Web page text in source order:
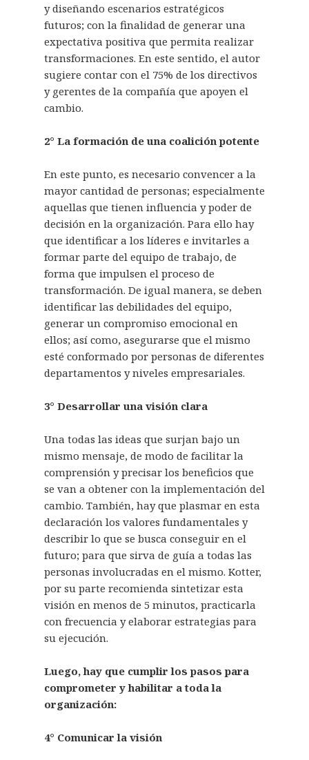
y diseñando escenarios estratégicos
futuros; con la finalidad de generar una
expectativa positiva que permita realizar
transformaciones. En este sentido, el autor
sugiere contar con el 75% de los directivos
y gerentes de la compañía que apoyen el
cambio.
2° La formación de una coalición potente
En este punto, es necesario convencer a la
mayor cantidad de personas; especialmente
aquellas que tienen influencia y poder de
decisión en la organización. Para ello hay
que identificar a los líderes e invitarles a
formar parte del equipo de trabajo, de
forma que impulsen el proceso de
transformación. De igual manera, se deben
identificar las debilidades del equipo,
generar un compromiso emocional en
ellos; así como, asegurarse que el mismo
esté conformado por personas de diferentes
departamentos y niveles empresariales.
3° Desarrollar una visión clara
Una todas las ideas que surjan bajo un
mismo mensaje, de modo de facilitar la
comprensión y precisar los beneficios que
se van a obtener con la implementación del
cambio. También, hay que plasmar en esta
declaración los valores fundamentales y
describir lo que se busca conseguir en el
futuro; para que sirva de guía a todas las
personas involucradas en el mismo. Kotter,
por su parte recomienda sintetizar esta
visión en menos de 5 minutos, practicarla
con frecuencia y elaborar estrategias para
su ejecución.
Luego, hay que cumplir los pasos para
comprometer y habilitar a toda la
organización:
4° Comunicar la visión